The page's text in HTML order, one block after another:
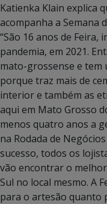
Katienka Klain explica
acompanha a Semana
“São 16 anos de Feira,
pandemia, em 2021.
mato-grossense e tem
porque traz mais de
interior e também as
aqui em Mato Grosso
menos quatro anos a
na Rodada de
sucesso, todos os
vão encontrar o
Sul no local mesmo. A
para o artesão quanto